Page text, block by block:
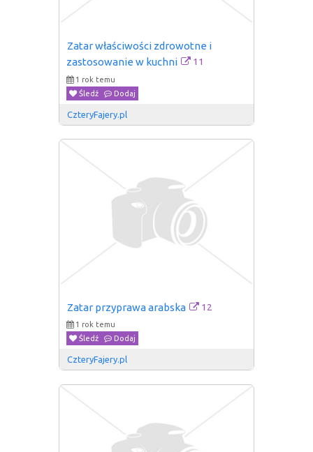
Zatar właściwości zdrowotne i
zastosowanie w kuchni
11
1 rok temu
Śledź
Dodaj
CzteryFajery.pl
Zatar przyprawa arabska 12
1 rok temu
Śledź
Dodaj
CzteryFajery.pl